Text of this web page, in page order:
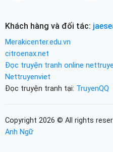
Khách hàng và đối tác:
Merakicenter.edu.vn
citroenax.net
Đọc truyện tranh online
Nettruyenviet
Đọc truyện tranh tại: TruyenQQ
Copyright 2026 © All rights
Anh Ngữ